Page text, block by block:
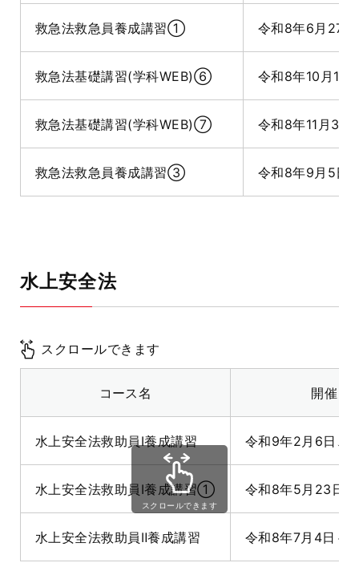
救急法救急員養成講習① 令和8年6月27
救急法基礎講習(学科WEB)⑥ 令和8年10月17
救急法基礎講習(学科WEB)⑦ 令和8年11月3日
救急法救急員養成講習③ 令和8年9月5日
水上安全法
コース名 開催日
水上安全法救助員Ⅰ養成講習 令和9年2月6日、
水上安全法救助員Ⅰ養成講習① 令和8年5月23日
水上安全法救助員Ⅱ養成講習 令和8年7月4日～
スクロールできます
スクロールできます